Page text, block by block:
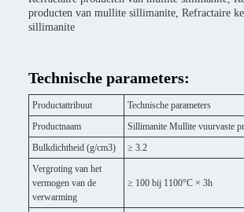
producten van mullite sillimanite, Refractaire
sillimanite
Technische parameters:
Productattribuut
Technische parameters
Productnaam
Sillimanite Mullite vuurvaste
Bulkdichtheid (g/cm3)
≥ 3.2
Vergroting van het
vermogen van de
verwarming
≥ 100 bij 1100°C × 3h